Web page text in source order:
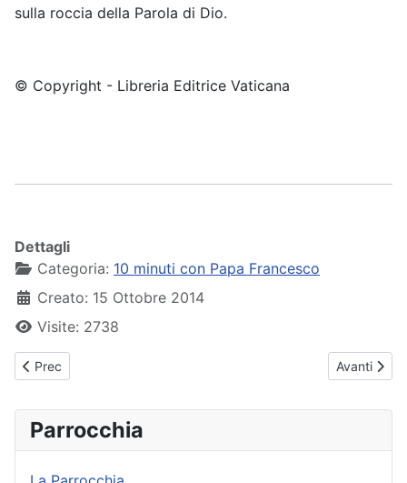
sulla roccia della Parola di Dio.
© Copyright - Libreria Editrice Vaticana
Dettagli
Categoria: 10 minuti con Papa Francesco
Creato: 15 Ottobre 2014
Visite: 2738
Articolo precedente: Papa Francesco - Udienza Generale - 15-
Prec Articolo
Avanti
Parrocchia